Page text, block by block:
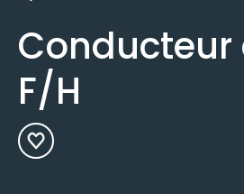
Conducteur
F/H
Ajouter aux Favoris